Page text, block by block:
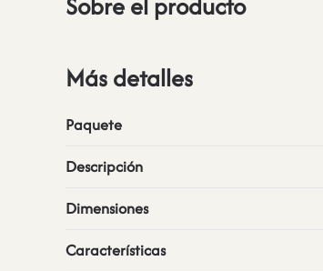
Más detalles
Paquete
Descripción
Dimensiones
Características